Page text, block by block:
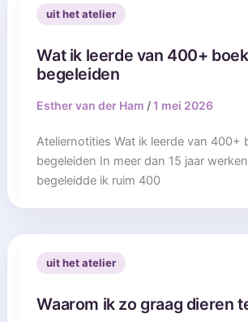
uit het atelier
Wat ik leerde van 400+
begeleiden
Esther van der Ham /1 mei 2026
Ateliernotities Wat ik leerde van 400+
begeleiden In meer dan 15 jaar
begeleidde ik ruim 400
uit het atelier
Waarom ik zo graag dieren